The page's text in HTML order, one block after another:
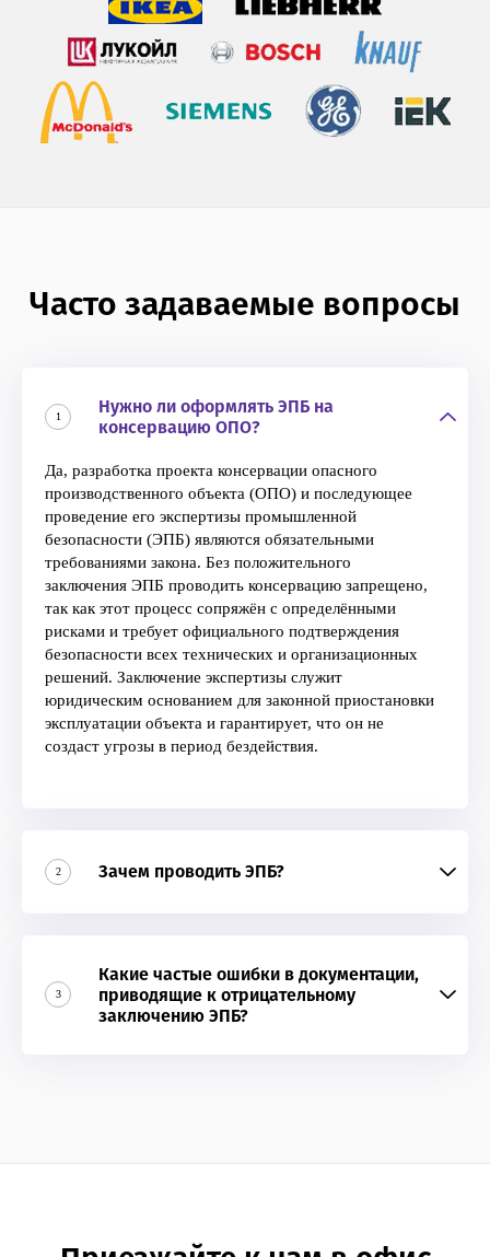
Часто задаваемые вопросы
1
Нужно ли оформлять ЭПБ на
консервацию ОПО?
Да, разработка проекта консервации опасного
производственного объекта (ОПО) и последующее
проведение его экспертизы промышленной
безопасности (ЭПБ) являются обязательными
требованиями закона. Без положительного
заключения ЭПБ проводить консервацию запрещено,
так как этот процесс сопряжён с определёнными
рисками и требует официального подтверждения
безопасности всех технических и организационных
решений. Заключение экспертизы служит
юридическим основанием для законной приостановки
эксплуатации объекта и гарантирует, что он не
создаст угрозы в период бездействия.
2 Зачем проводить ЭПБ?
3
Какие частые ошибки в документации,
приводящие к отрицательному
заключению ЭПБ?